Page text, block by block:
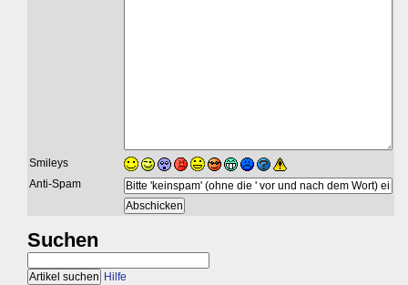
Smileys
Anti-Spam
Suchen
Hilfe